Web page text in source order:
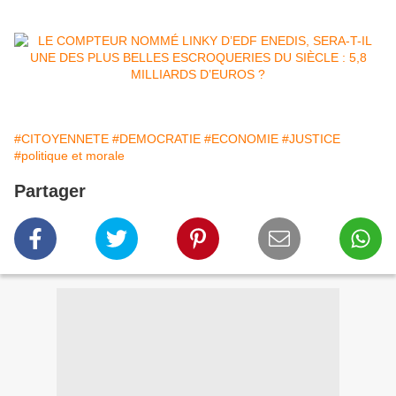
#CITOYENNETE #DEMOCRATIE #ECONOMIE #JUSTICE
#politique et morale
Partager